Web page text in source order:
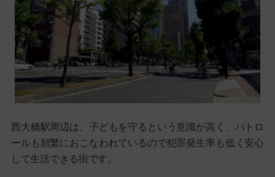
西大橋駅周辺は、子どもを守るという意識が高く、パトロ
ールも頻繁におこなわれているので犯罪発生率も低く安心
して生活できる街です。